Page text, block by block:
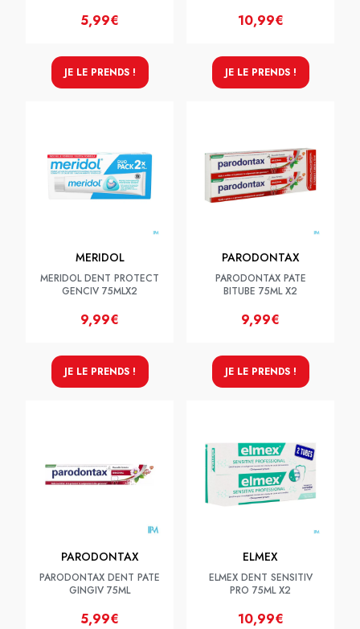
5,99€
JE LE PRENDS !
10,99€
JE LE PRENDS !
MERIDOL
MERIDOL DENT PROTECT
GENCIV 75MLX2
9,99€
JE LE PRENDS !
PARODONTAX
PARODONTAX PATE
BITUBE 75ML X2
9,99€
JE LE PRENDS !
PARODONTAX
PARODONTAX DENT PATE
GINGIV 75ML
5,99€
ELMEX
ELMEX DENT SENSITIV
PRO 75ML X2
10,99€